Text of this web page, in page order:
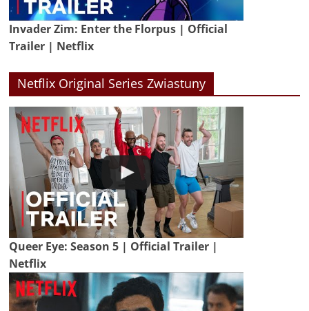
Invader Zim: Enter the Florpus | Official
Trailer | Netflix
Netflix Original Series Zwiastuny
Queer Eye: Season 5 | Official Trailer |
Netflix